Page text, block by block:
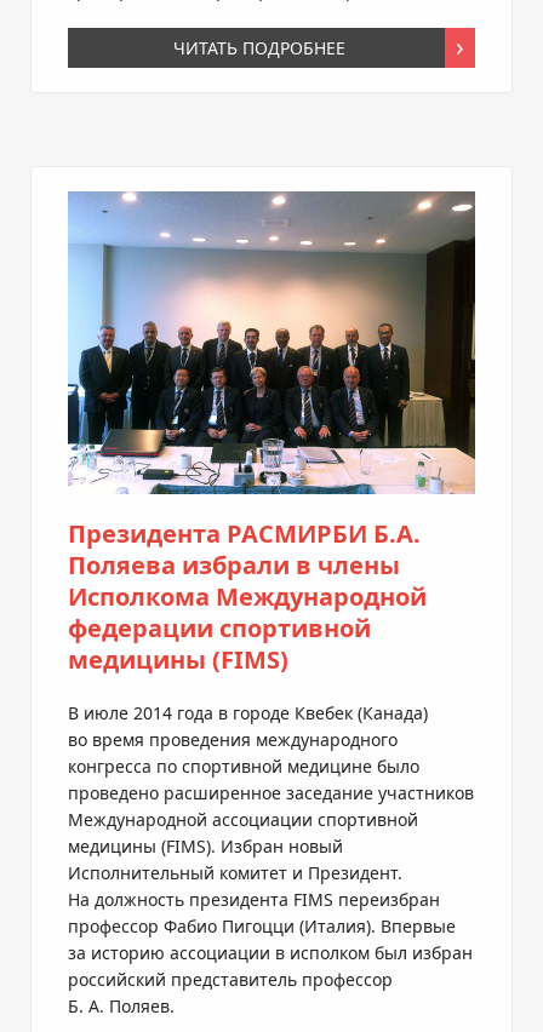
ЧИТАТЬ ПОДРОБНЕЕ
Президента РАСМИРБИ Б.А.
Поляева избрали в члены
Исполкома Международной
федерации спортивной
медицины (FIMS)
В июле 2014 года в городе Квебек (Канада)
во время проведения международного
конгресса по спортивной медицине было
проведено расширенное заседание участников
Международной ассоциации спортивной
медицины (FIMS). Избран новый
Исполнительный комитет и Президент.
На должность президента FIMS переизбран
профессор Фабио Пигоцци (Италия). Впервые
за историю ассоциации в исполком был избран
российский представитель профессор
Б. А. Поляев.